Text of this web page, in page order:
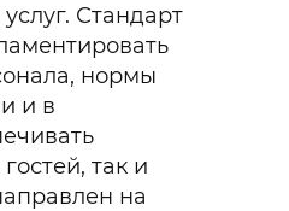
Стандарт
нормы
и в
так и
на